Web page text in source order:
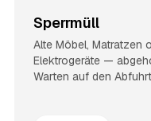
Sperrmüll
Alte Möbel, Matratzen
Elektrogeräte —
Warten auf den